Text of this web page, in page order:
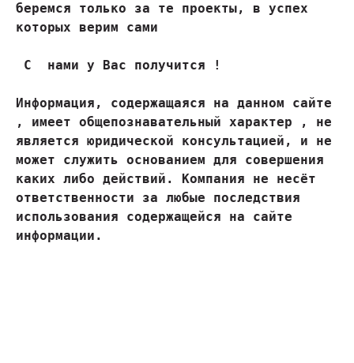
беремся только за те проекты, в успех
которых верим сами
С  нами у Вас получится !
Информация, содержащаяся на данном сайте
, имеет общепознавательный характер , не
является юридической консультацией, и не
может служить основанием для совершения
каких либо действий. Компания не несёт
ответственности за любые последствия
использования содержащейся на сайте